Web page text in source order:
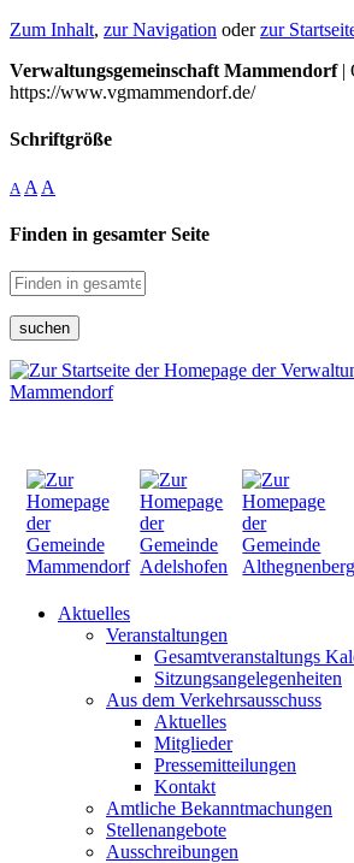
Zum Inhalt, zur Navigation oderzur
Verwaltungsgemeinschaft Mammendorf|
https://www.vgmammendorf.de/
Schriftgröße
A A A
Finden in gesamter Seite
suchen
Aktuelles
Veranstaltungen
Gesamtveranstaltungs
Sitzungsangelegenheiten
Aus dem Verkehrsausschuss
Aktuelles
Mitglieder
Pressemitteilungen
Kontakt
Amtliche Bekanntmachungen
Stellenangebote
Ausschreibungen